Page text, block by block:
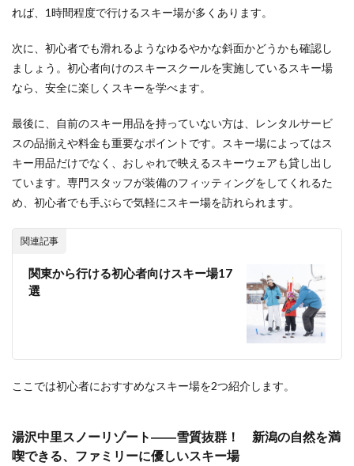
充実し
てお
ノーボ
ーダー
富士見
マリゾ
ート
――と
にかく
近
を望
放感あ
X-JAM
士＆よ
グルー
プ向け
のイベ
れば、1時間程度で行けるスキー場が多くあります。
次に、初心者でも滑れるようなゆるやかな斜面かどうかも確認し
ましょう。初心者向けのスキースクールを実施しているスキー場
なら、安全に楽しくスキーを学べます。
最後に、自前のスキー用品を持っていない方は、レンタルサービ
スの品揃えや料金も重要なポイントです。スキー場によってはス
キー用品だけでなく、おしゃれで映えるスキーウェアも貸し出し
ています。専門スタッフが装備のフィッティングをしてくれるた
め、初心者でも手ぶらで気軽にスキー場を訪れられます。
関連記事
関東から行ける初心者向けスキー場17
選
ここでは初心者におすすめなスキー場を2つ紹介します。
湯沢中里スノーリゾート――雪質抜群！ 新潟の自然を満
喫できる、ファミリーに優しいスキー場